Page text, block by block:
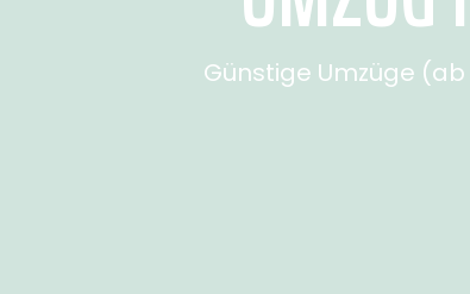
Günstige Umzüge